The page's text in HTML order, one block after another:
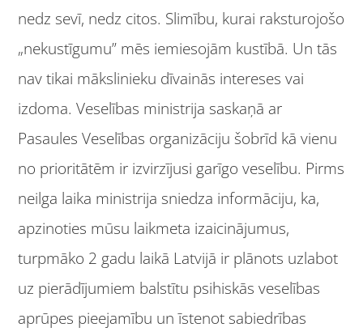
nedz sevī, nedz citos. Slimību, kurai raksturojošo
„nekustīgumu” mēs iemiesojām kustībā. Un tās
nav tikai mākslinieku dīvainās intereses vai
izdoma. Veselības ministrija saskaņā ar
Pasaules Veselības organizāciju šobrīd kā vienu
no prioritātēm ir izvirzījusi garīgo veselību. Pirms
neilga laika ministrija sniedza informāciju, ka,
apzinoties mūsu laikmeta izaicinājumus,
turpmāko 2 gadu laikā Latvijā ir plānots uzlabot
uz pierādījumiem balstītu psihiskās veselības
aprūpes pieejamību un īstenot sabiedrības